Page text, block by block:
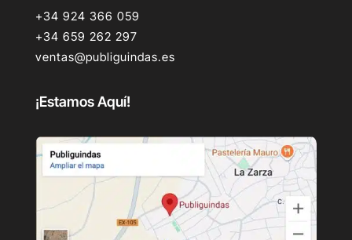
+34 924 366 059
+34 659 262 297
ventas@publiguindas.es
¡Estamos Aquí!